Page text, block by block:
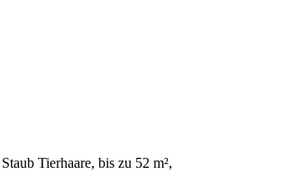
Tierhaare, bis zu 52 m²,